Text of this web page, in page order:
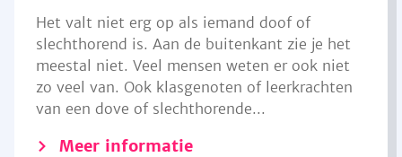
Het valt niet erg op als iemand doof of
slechthorend is. Aan de buitenkant zie je het
meestal niet. Veel mensen weten er ook niet
zo veel van. Ook klasgenoten of leerkrachten
van een dove of slechthorende...
Meer informatie